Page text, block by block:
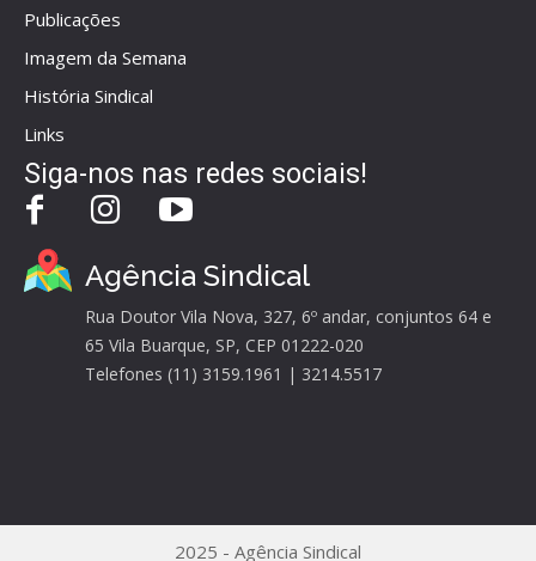
Publicações
Imagem da Semana
História Sindical
Links
Siga-nos nas redes sociais!
Agência Sindical
Rua Doutor Vila Nova, 327, 6º andar, conjuntos 64 e
65 Vila Buarque, SP, CEP 01222-020
Telefones (11) 3159.1961 | 3214.5517
2025 - Agência Sindical